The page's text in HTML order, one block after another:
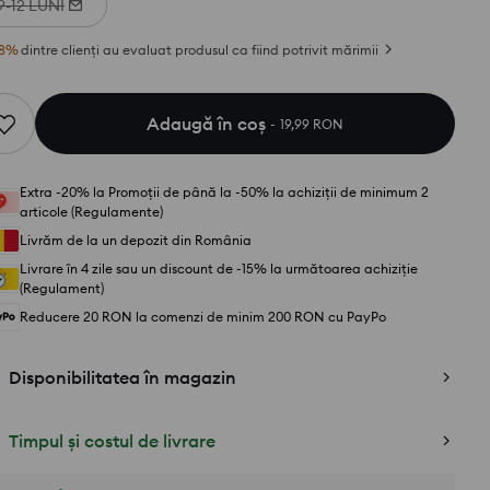
12 LUNI
%dintre clienți au evaluat produsul ca fiind potrivit mărimii
Adaugă în coş 19,99 RON
Extra -20% la Promoții de până la -50% la achiziții de minimum 2
articole (Regulamente)
Livrăm de la un depozit din România
Livrare în 4 zile sau un discount de -15% la următoarea achiziție
(Regulament)
Reducere 20 RON la comenzi de minim 200 RON cu PayPo
Disponibilitatea în magazin
Timpul și costul de livrare